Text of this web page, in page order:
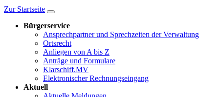
Zur Startseite
Bürgerservice
Ansprechpartner und Sprechzeiten der Verwaltung
Ortsrecht
Anliegen von A bis Z
Anträge und Formulare
Klarschiff.MV
Elektronischer Rechnungseingang
Aktuell